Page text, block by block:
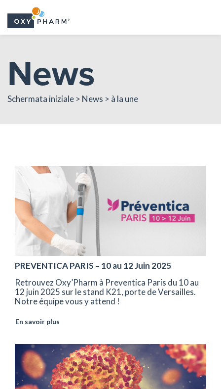
content
News
Schermata iniziale > News > à la une
PREVENTICA PARIS – 10 au 12 Juin 2025
Retrouvez Oxy’Pharm à Preventica Paris du 10 au
12 juin 2025 sur le stand K21, porte de Versailles.
Notre équipe vous y attend !
En savoir plus